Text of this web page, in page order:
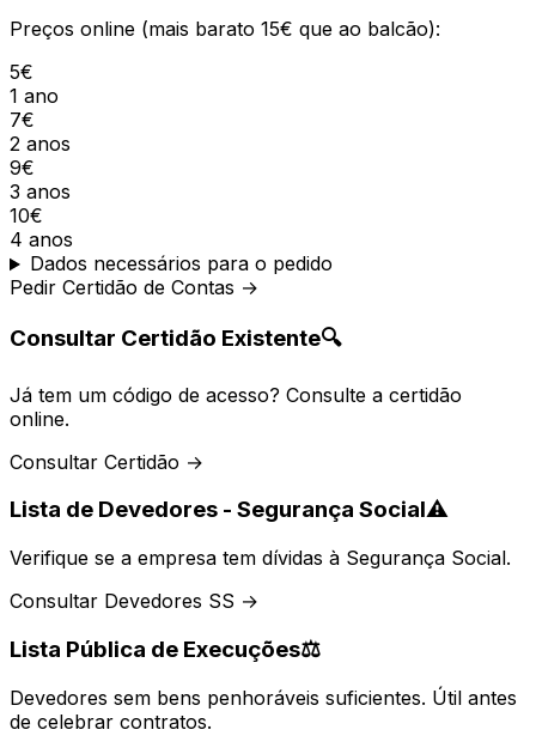
Preços online (mais barato 15€ que ao balcão):
5€
1 ano
7€
2 anos
9€
3 anos
10€
4 anos
Dados necessários para o pedido
Pedir Certidão de Contas →
Consultar Certidão Existente🔍
Já tem um código de acesso? Consulte a certidão
online.
Consultar Certidão →
Lista de Devedores - Segurança Social⚠️
Verifique se a empresa tem dívidas à Segurança Social.
Consultar Devedores SS →
Lista Pública de Execuções⚖️
Devedores sem bens penhoráveis suficientes. Útil antes
de celebrar contratos.